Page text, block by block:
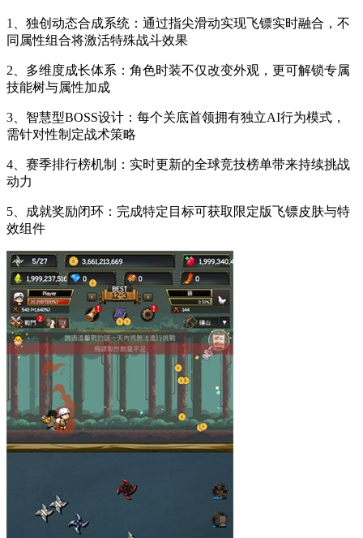
1、独创动态合成系统：通过指尖滑动实现飞镖实时融合，不
同属性组合将激活特殊战斗效果
2、多维度成长体系：角色时装不仅改变外观，更可解锁专属
技能树与属性加成
3、智慧型BOSS设计：每个关底首领拥有独立AI行为模式，
需针对性制定战术策略
4、赛季排行榜机制：实时更新的全球竞技榜单带来持续挑战
动力
5、成就奖励闭环：完成特定目标可获取限定版飞镖皮肤与特
效组件